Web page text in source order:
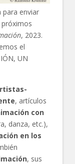
para enviar
, 2023.
el
UN
, artículos
con
danza, etc.),
en los
, sus